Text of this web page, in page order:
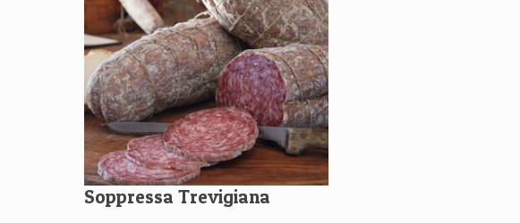
Soppressa Trevigiana